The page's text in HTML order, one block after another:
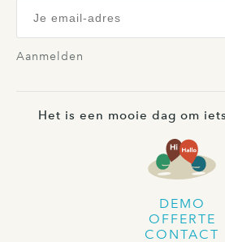
Aanmelden
Het is een mooie dag om
DEMO
OFFERTE
CONTACT